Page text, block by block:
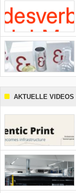
AKTUELLE VIDEOS